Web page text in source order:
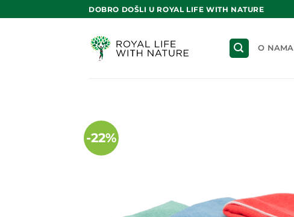
to
DOBRO DOŠLI U ROYAL LIFE WITH NATURE
O NAMA
-22%